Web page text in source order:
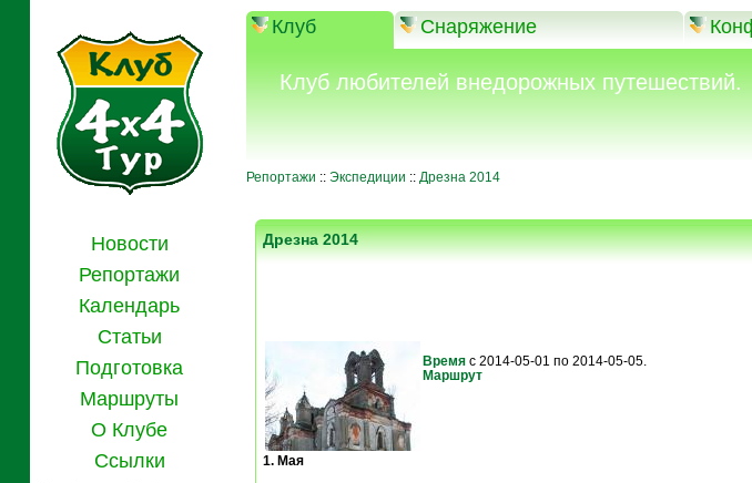
Клуб Снаряжение
Клуб любителей внедорожных путешествий.
Репортажи :: Экспедиции :: Дрезна 2014
Новости
Репортажи
Календарь
Статьи
Подготовка
Маршруты
О Клубе
Ссылки
Дрезна 2014
Время с 2014-05-01 по 2014-05-05.
Маршрут
1. Мая